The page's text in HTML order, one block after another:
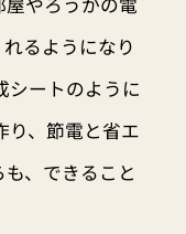
るようになり
シートのように
り、節電と省エ
、できること